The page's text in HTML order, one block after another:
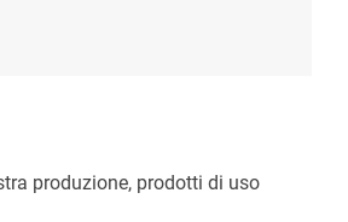
produzione, prodotti di uso